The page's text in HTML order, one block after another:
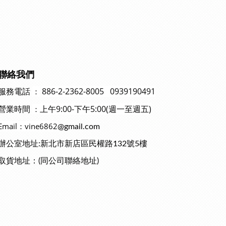
絡我們
務電話 ： 886-2-2362-8005 0939190491
業時間 ： 上午9:00-下午5:00(週一至週五)
：vine6862@gmail.com
公室地址:新北市新店區民權路132號5樓
貨地址：(同公司聯絡地址)